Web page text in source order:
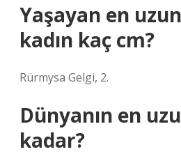
Yaşayan en
kadın kaç cm?
Rürmysa Gelgi, 2.
Dünyanın en
kadar?